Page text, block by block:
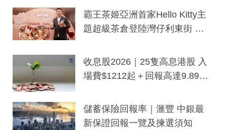
分鐘生成「貼地」宣傳短片
霸王茶姬亞洲首家Hello Kitty主
題超級茶倉登陸灣仔利東街 推
y及香港限定特調系列
收息股2026｜25隻高息港股 入
場費$1212起＋回報高達9.89
儲蓄保險回報率｜滙豐 中銀最
新保證回報一覽及揀選須知